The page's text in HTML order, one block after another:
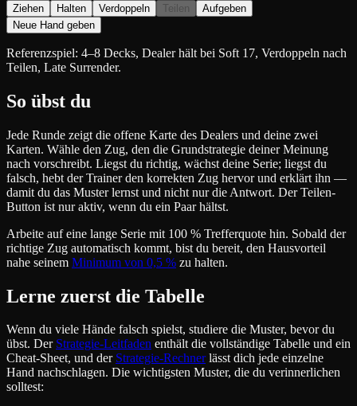
Ziehen Halten Verdoppeln Teilen
Aufgeben
Neue Hand geben
Referenzspiel: 4–8 Decks, Dealer hält bei Soft 17, Verdoppeln nach
Teilen, Late Surrender.
So übst du
Jede Runde zeigt die offene Karte des Dealers und deine zwei
Karten. Wähle den Zug, den die Grundstrategie deiner Meinung
nach vorschreibt. Liegst du richtig, wächst deine Serie; liegst du
falsch, hebt der Trainer den korrekten Zug hervor und erklärt ihn —
damit du das Muster lernst und nicht nur die Antwort. Der Teilen-
Button ist nur aktiv, wenn du ein Paar hältst.
Arbeite auf eine lange Serie mit 100 % Trefferquote hin. Sobald der
richtige Zug automatisch kommt, bist du bereit, den Hausvorteil
nahe seinem Minimum von 0,5 % zu halten.
Lerne zuerst die Tabelle
Wenn du viele Hände falsch spielst, studiere die Muster, bevor du
übst. Der Strategie-Leitfaden enthält die vollständige Tabelle und ein
Cheat-Sheet, und der Strategie-Rechner lässt dich jede einzelne
Hand nachschlagen. Die wichtigsten Muster, die du verinnerlichen
solltest: